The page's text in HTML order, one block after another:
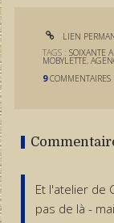
LIEN
TAGS :SOIXANTE
MOBYLETTE,
9 COMMENTAIRES
Et l'atelier de
pas de là -